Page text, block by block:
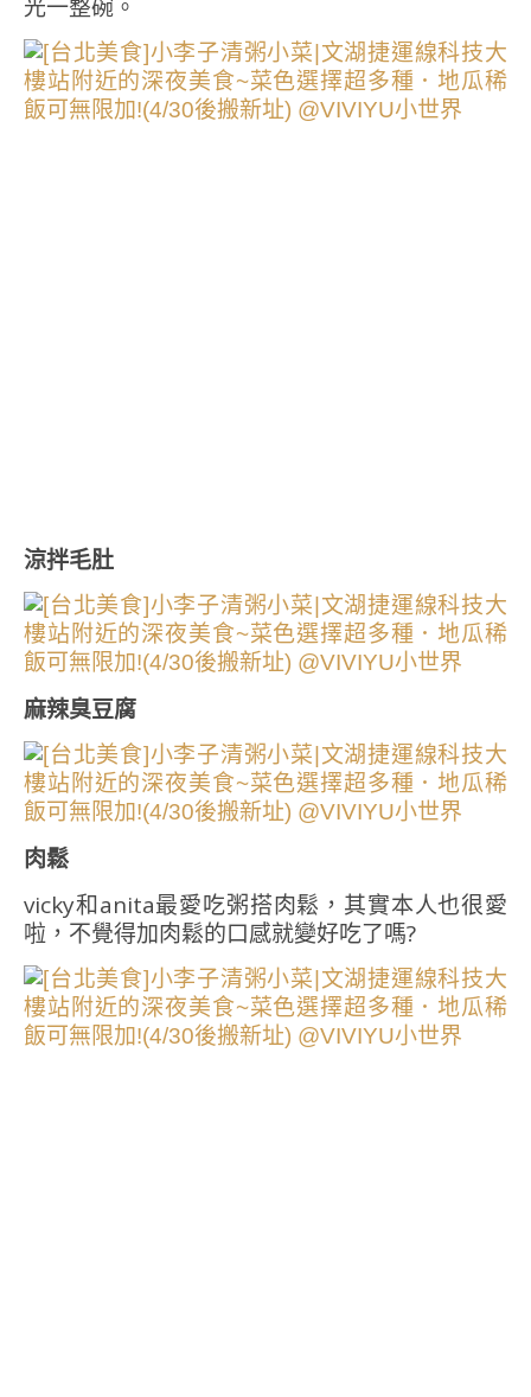
光一整碗。
涼拌毛肚
麻辣臭豆腐
肉鬆
vicky和anita最愛吃粥搭肉鬆，其實本人也很愛
啦，不覺得加肉鬆的口感就變好吃了嗎?